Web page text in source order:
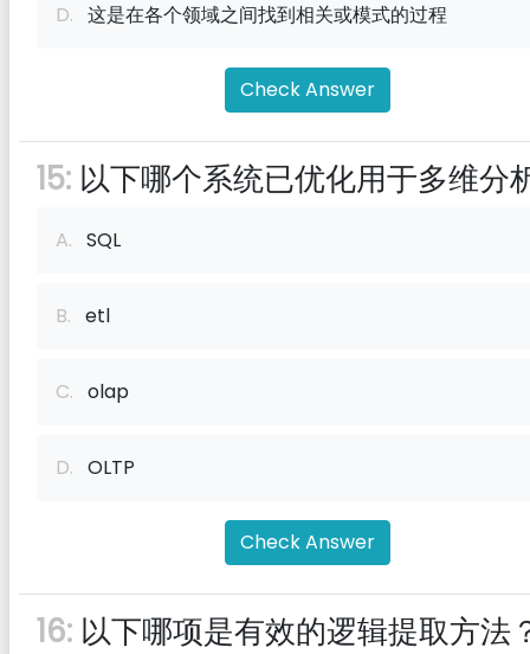
D. 这是在各个领域之间找到相关或模式的过程
Check Answer
15: 以下哪个系统已优化用于多维分
A. SQL
B. etl
C. olap
D. OLTP
Check Answer
16: 以下哪项是有效的逻辑提取方法